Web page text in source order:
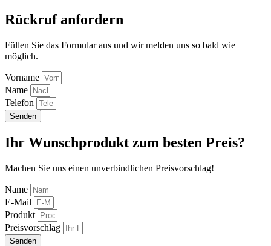
Rückruf anfordern
Füllen Sie das Formular aus und wir melden uns so bald wie
möglich.
Vorname
Name
Telefon
Senden
Ihr Wunschprodukt zum besten Preis?
Machen Sie uns einen unverbindlichen Preisvorschlag!
Name
E-Mail
Produkt
Preisvorschlag
Senden